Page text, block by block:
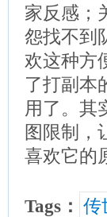
家反感；
怨找不到
欢这种方
了打副本
用了。其
图限制，
喜欢它的
Tags： 传